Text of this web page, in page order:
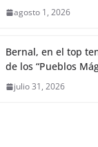
agosto 1, 2026
Bernal, en el top
de los “Pueblos
julio 31, 2026